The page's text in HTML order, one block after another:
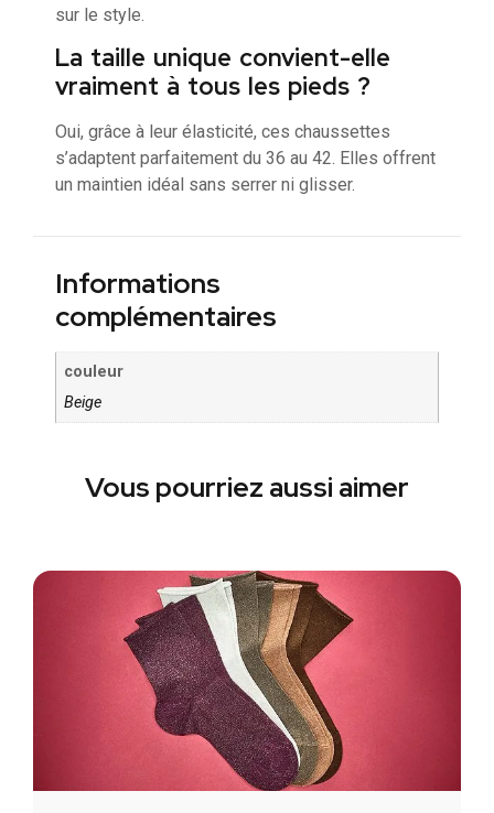
sur le style.
La taille unique convient-elle
vraiment à tous les pieds ?
Oui, grâce à leur élasticité, ces chaussettes
s’adaptent parfaitement du 36 au 42. Elles offrent
un maintien idéal sans serrer ni glisser.
Informations
complémentaires
couleur
Beige
Vous pourriez aussi aimer